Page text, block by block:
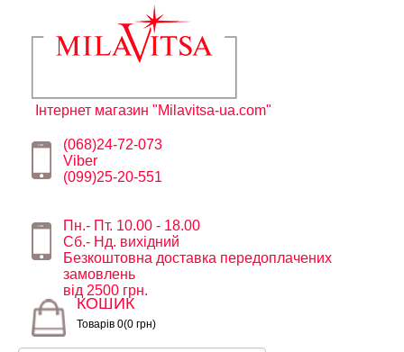
Інтернет магазин "Milavitsa-ua.com"
(068)24-72-073
Viber
(099)25-20-551
Пн.- Пт. 10.00 - 18.00
Сб.- Нд. вихідний
Безкоштовна доставка передоплачених
замовлень
від 2500 грн.
КОШИК
Товарів 0(0 грн)